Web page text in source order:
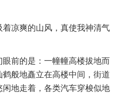
凉爽的山风，真使我神清气
前的是：一幢幢高楼拔地而
般地矗立在高楼中间，街道
闲地走着，各类汽车穿梭似地